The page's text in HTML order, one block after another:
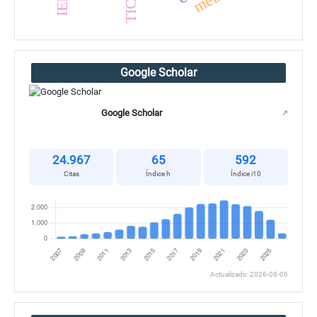
TIC
Google Scholar
Google Scholar ↗
24.967
Citas
65
Índice h
592
Índice i10
Actualizado: 2026-08-06